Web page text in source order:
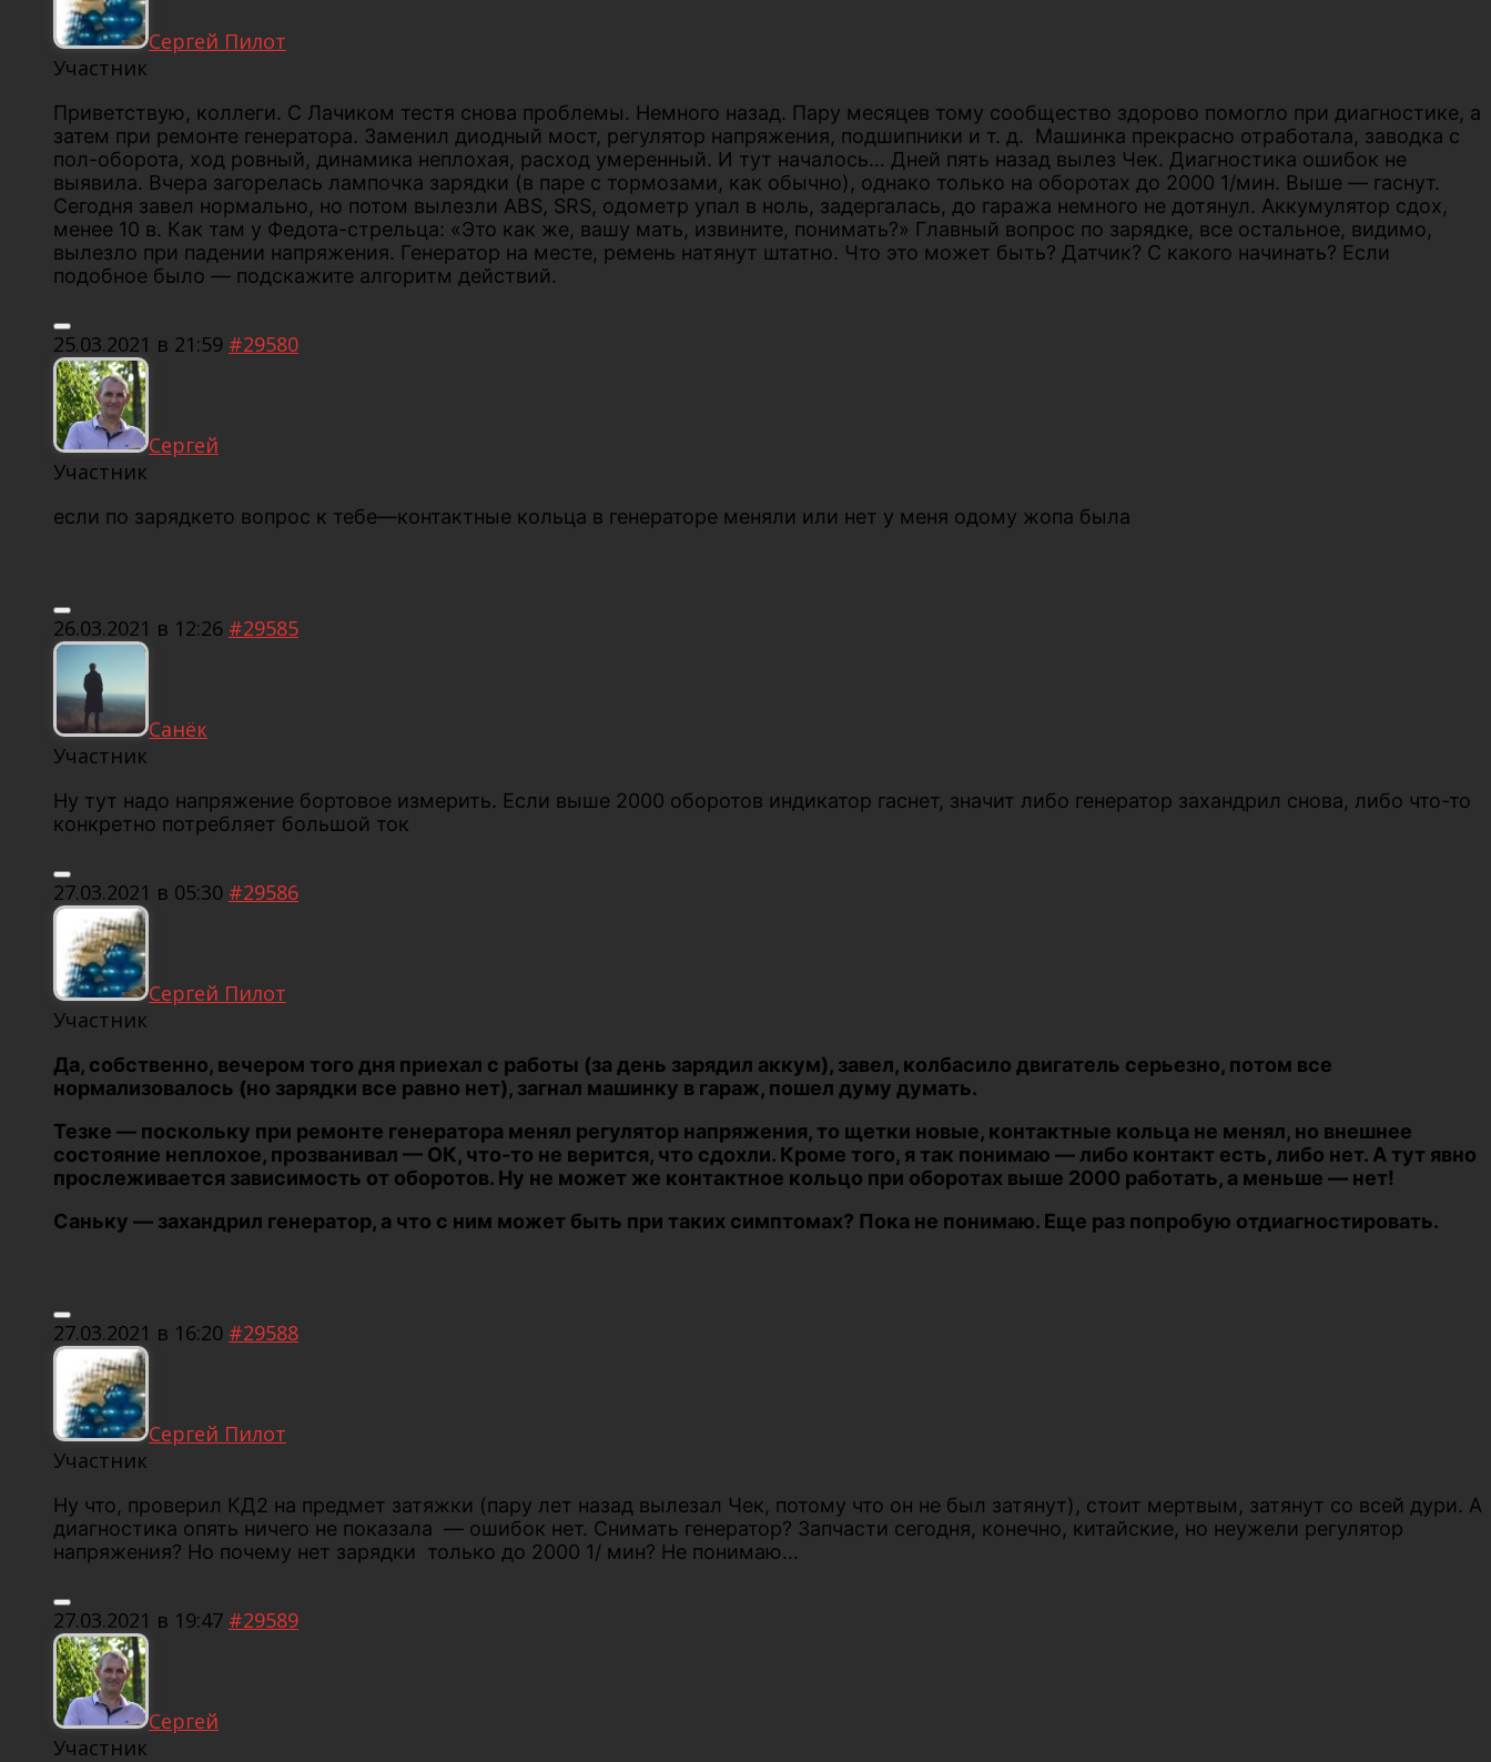
Сергей Пилот
Участник
Приветствую, коллеги. С Лачиком тестя снова проблемы. Немного назад. Пару месяцев тому сообщество здорово помогло при диагностике, а
затем при ремонте генератора. Заменил диодный мост, регулятор напряжения, подшипники и т. д. Машинка прекрасно отработала, заводка с
пол-оборота, ход ровный, динамика неплохая, расход умеренный. И тут началось… Дней пять назад вылез Чек. Диагностика ошибок не
выявила. Вчера загорелась лампочка зарядки (в паре с тормозами, как обычно), однако только на оборотах до 2000 1/мин. Выше — гаснут.
Сегодня завел нормально, но потом вылезли ABS, SRS, одометр упал в ноль, задергалась, до гаража немного не дотянул. Аккумулятор сдох,
менее 10 в. Как там у Федота-стрельца: «Это как же, вашу мать, извините, понимать?» Главный вопрос по зарядке, все остальное, видимо,
вылезло при падении напряжения. Генератор на месте, ремень натянут штатно. Что это может быть? Датчик? С какого начинать? Если
подобное было — подскажите алгоритм действий.
25.03.2021 в 21:59 #29580
Сергей
Участник
если по зарядкето вопрос к тебе—контактные кольца в генераторе меняли или нет у меня одому жопа была
26.03.2021 в 12:26 #29585
Санёк
Участник
Ну тут надо напряжение бортовое измерить. Если выше 2000 оборотов индикатор гаснет, значит либо генератор захандрил снова, либо что-то
конкретно потребляет большой ток
27.03.2021 в 05:30 #29586
Сергей Пилот
Участник
Да, собственно, вечером того дня приехал с работы (за день зарядил аккум), завел, колбасило двигатель серьезно, потом все
нормализовалось (но зарядки все равно нет), загнал машинку в гараж, пошел думу думать.
Тезке — поскольку при ремонте генератора менял регулятор напряжения, то щетки новые, контактные кольца не менял, но внешнее
состояние неплохое, прозванивал — ОК, что-то не верится, что сдохли. Кроме того, я так понимаю — либо контакт есть, либо нет. А тут явно
прослеживается зависимость от оборотов. Ну не может же контактное кольцо при оборотах выше 2000 работать, а меньше — нет!
Саньку — захандрил генератор, а что с ним может быть при таких симптомах? Пока не понимаю. Еще раз попробую отдиагностировать.
27.03.2021 в 16:20 #29588
Сергей Пилот
Участник
Ну что, проверил КД2 на предмет затяжки (пару лет назад вылезал Чек, потому что он не был затянут), стоит мертвым, затянут со всей дури. А
диагностика опять ничего не показала — ошибок нет. Снимать генератор? Запчасти сегодня, конечно, китайские, но неужели регулятор
напряжения? Но почему нет зарядки только до 2000 1/ мин? Не понимаю…
27.03.2021 в 19:47 #29589
Сергей
Участник